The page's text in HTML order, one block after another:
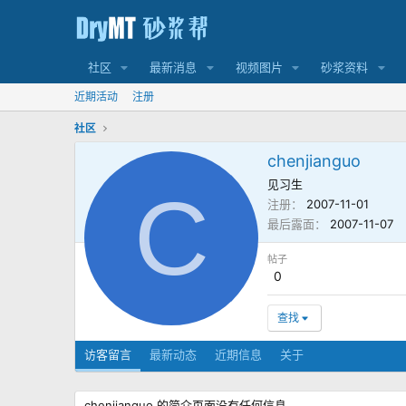
社区 最新消息 视频图片 砂浆资料
近期活动 注册
社区
C
chenjianguo
见习生
注册
2007-11-01
最后露面
2007-11-07
帖子
0
查找
访客留言 最新动态 近期信息 关于